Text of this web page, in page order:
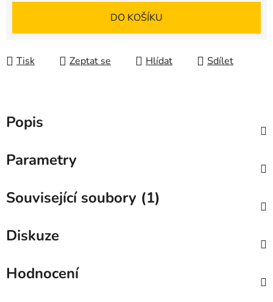
DO KOŠÍKU
Tisk Zeptat se Hlídat Sdílet
Popis
Parametry
Související soubory (1)
Diskuze
Hodnocení